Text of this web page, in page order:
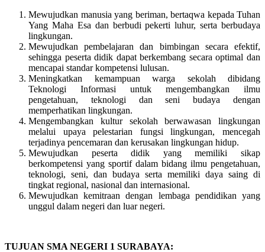
Mewujudkan manusia yang beriman, bertaqwa kepada Tuhan
Yang Maha Esa dan berbudi pekerti luhur, serta berbudaya
lingkungan.
Mewujudkan pembelajaran dan bimbingan secara efektif,
sehingga peserta didik dapat berkembang secara optimal dan
mencapai standar kompetensi lulusan.
Meningkatkan kemampuan warga sekolah dibidang
Teknologi Informasi untuk mengembangkan ilmu
pengetahuan, teknologi dan seni budaya dengan
memperhatikan lingkungan.
Mengembangkan kultur sekolah berwawasan lingkungan
melalui upaya pelestarian fungsi lingkungan, mencegah
terjadinya pencemaran dan kerusakan lingkungan hidup.
Mewujudkan peserta didik yang memiliki sikap
berkompetensi yang sportif dalam bidang ilmu pengetahuan,
teknologi, seni, dan budaya serta memiliki daya saing di
tingkat regional, nasional dan internasional.
Mewujudkan kemitraan dengan lembaga pendidikan yang
unggul dalam negeri dan luar negeri.
TUJUAN SMA NEGERI 1 SURABAYA: